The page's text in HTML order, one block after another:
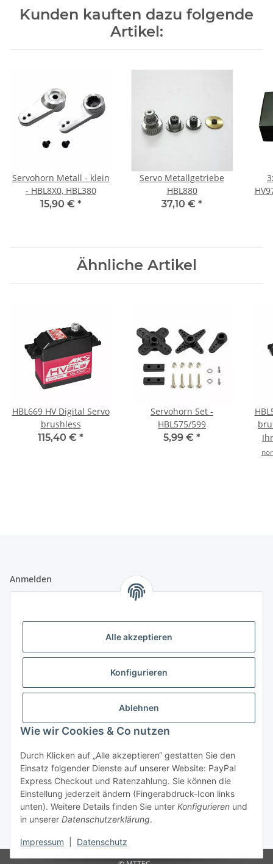
Alle akzeptieren
Konfigurieren
Ablehnen
Wie wir Cookies & Co nutzen
Durch Klicken auf „Alle akzeptieren“ gestatten Sie den
Einsatz folgender Dienste auf unserer Website: PayPal
Express Checkout und Ratenzahlung. Sie können die
Einstellung jederzeit ändern (Fingerabdruck-Icon links
unten). Weitere Details finden Sie unter Konfigurieren und
in unserer Datenschutzerklärung.
Impressum Datenschutz
Kunden kauften dazu folgende
Artikel:
Servohorn Metall - klein
- HBL8X0, HBL380
15,90 € *
Servo Metallgetriebe
HBL880
37,10 € *
Ähnliche Artikel
HBL669 HV Digital Servo
brushless
115,40 € *
Servohorn Set -
HBL575/599
5,99 € *
Anmelden
markierten Felder sind Pflichtfelder.
Passwort
Anmelden
Neu hier?Jetzt registrieren!
Informationen
Rechtliche Informationen